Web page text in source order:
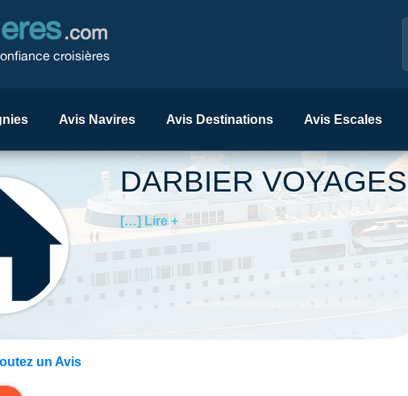
.com
croisières
Avis Navires Avis Destinations Avis Escales
DARBIER VOYAGES
[…] Lire +
un Avis